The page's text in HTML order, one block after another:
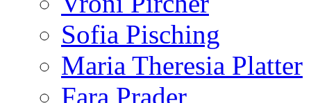
Sofia Pisching
Maria Theresia Platter
Fara Prader